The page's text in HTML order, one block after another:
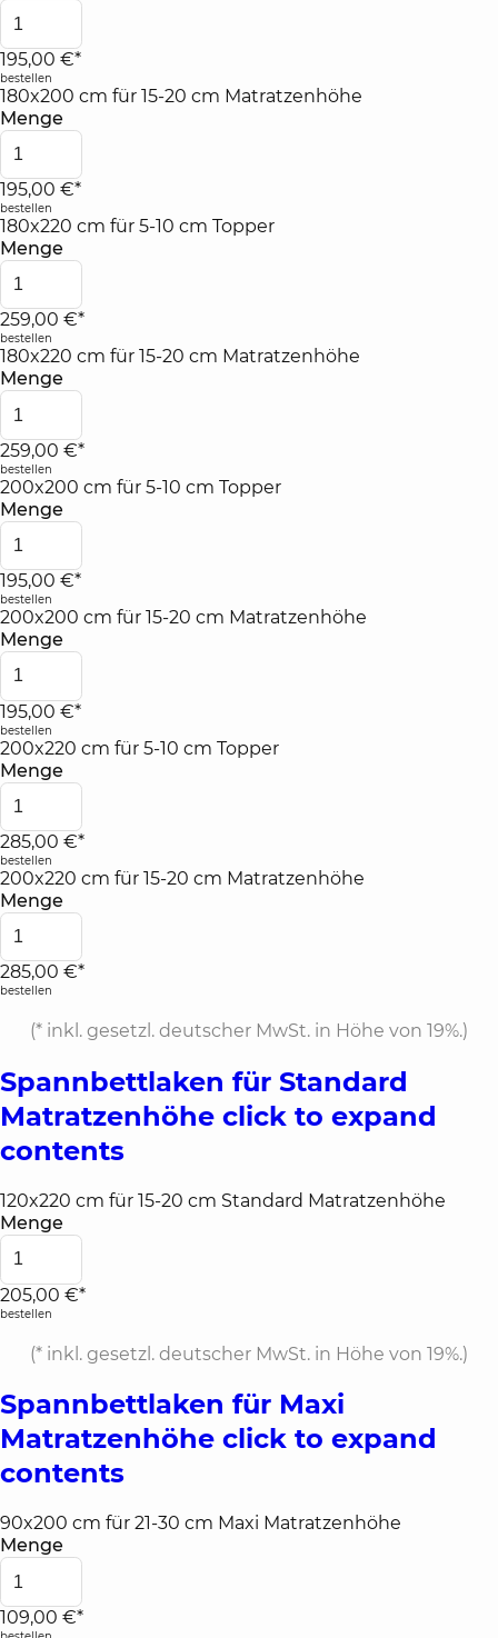
195,00 €*
bestellen
180x200 cm für 15-20 cm Matratzenhöhe
Menge
195,00 €*
bestellen
180x220 cm für 5-10 cm Topper
Menge
259,00 €*
bestellen
180x220 cm für 15-20 cm Matratzenhöhe
Menge
259,00 €*
bestellen
200x200 cm für 5-10 cm Topper
Menge
195,00 €*
bestellen
200x200 cm für 15-20 cm Matratzenhöhe
Menge
195,00 €*
bestellen
200x220 cm für 5-10 cm Topper
Menge
285,00 €*
bestellen
200x220 cm für 15-20 cm Matratzenhöhe
Menge
285,00 €*
bestellen
(* inkl. gesetzl. deutscher MwSt. in Höhe von 19%.)
Spannbettlaken für Standard
Matratzenhöhe click to expand
contents
120x220 cm für 15-20 cm Standard Matratzenhöhe
Menge
205,00 €*
bestellen
(* inkl. gesetzl. deutscher MwSt. in Höhe von 19%.)
Spannbettlaken für Maxi
Matratzenhöhe click to expand
contents
90x200 cm für 21-30 cm Maxi Matratzenhöhe
Menge
109,00 €*